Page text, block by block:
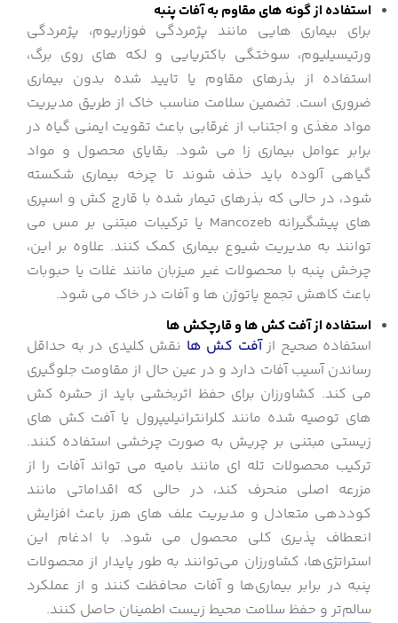
استفاده از گونه های مقاوم به آفات پنبه
برای بیماری هایی مانند پژمردگی فوزاریوم، پژمردگی
ورتیسیلیوم، سوختگی باکتریایی و لکه های روی برگ،
استفاده از بذرهای مقاوم یا تایید شده بدون بیماری
ضروری است. تضمین سلامت مناسب خاک از طریق مدیریت
مواد مغذی و اجتناب از غرقابی باعث تقویت ایمنی گیاه در
برابر عوامل بیماری زا می شود. بقایای محصول و مواد
گیاهی آلوده باید حذف شوند تا چرخه بیماری شکسته
شود، در حالی که بذرهای تیمار شده با قارچ کش و اسپری
های پیشگیرانه Mancozeb یا ترکیبات مبتنی بر مس می
توانند به مدیریت شیوع بیماری کمک کنند. علاوه بر این،
چرخش پنبه با محصولات غیر میزبان مانند غلات یا حبوبات
باعث کاهش تجمع پاتوژن ها و آفات در خاک می شود.
استفاده از آفت کش ها و قارچکش ها
استفاده صحیح ازآفت کش ها نقش کلیدی در به حداقل
رساندن آسیب آفات دارد و در عین حال از مقاومت جلوگیری
می کند. کشاورزان برای حفظ اثربخشی باید از حشره کش
های توصیه شده مانند کلرانترانیلیپرول یا آفت کش های
زیستی مبتنی بر چریش به صورت چرخشی استفاده کنند.
ترکیب محصولات تله ای مانند بامیه می تواند آفات را از
مزرعه اصلی منحرف کند، در حالی که اقداماتی مانند
کوددهی متعادل و مدیریت علف های هرز باعث افزایش
انعطاف پذیری کلی محصول می شود. با ادغام این
استراتژی‌ها، کشاورزان می‌توانند به طور پایدار از محصولات
پنبه در برابر بیماری‌ها و آفات محافظت کنند و از عملکرد
سالم‌تر و حفظ سلامت محیط زیست اطمینان حاصل کنند.